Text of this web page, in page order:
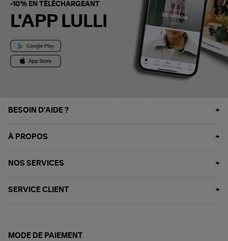
-10% EN TÉLÉCHARGEANT
L'APP LULLI
BESOIN D'AIDE ?
À PROPOS
NOS SERVICES
SERVICE CLIENT
MODE DE PAIEMENT